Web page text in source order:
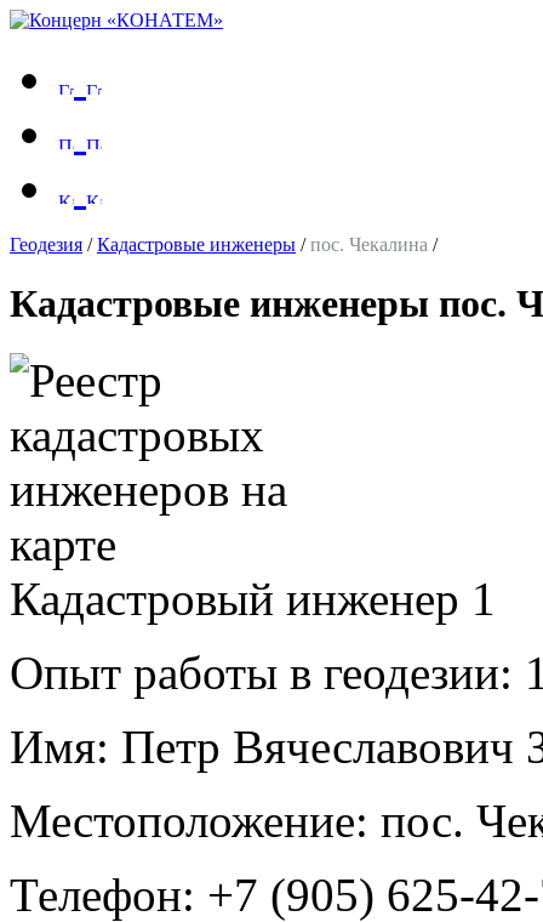
Геодезия /Кадастровые инженеры /пос. Чекалина /
Кадастровые инженеры пос.
Кадастровый инженер 1
Опыт работы в геодезии:
Имя: Петр Вячеславович
Местоположение: пос.
Телефон: +7 (905) 625-